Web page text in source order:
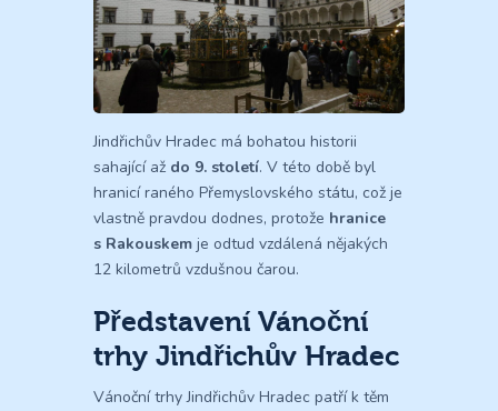
Jindřichův Hradec má bohatou historii
sahající až do 9. století. V této době byl
hranicí raného Přemyslovského státu, což je
vlastně pravdou dodnes, protože hranice
s Rakouskem je odtud vzdálená nějakých
12 kilometrů vzdušnou čarou.
Představení Vánoční
trhy Jindřichův Hradec
Vánoční trhy Jindřichův Hradec patří k těm